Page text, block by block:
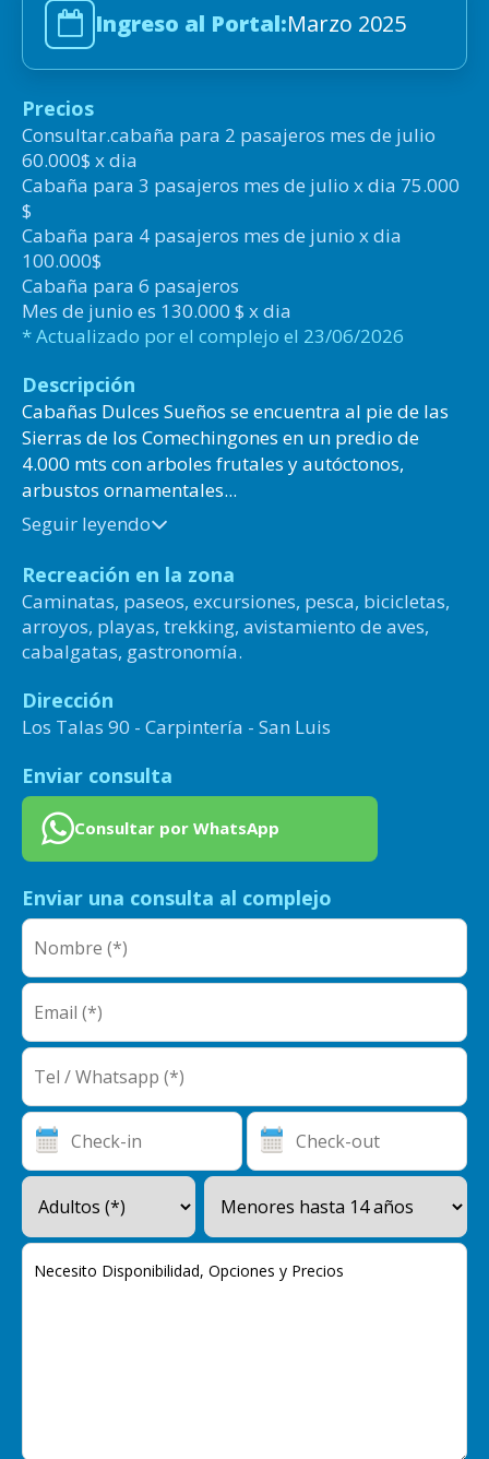
Ingreso al Portal:Marzo 2025
Precios
Consultar.cabaña para 2 pasajeros mes de julio
60.000$ x dia
Cabaña para 3 pasajeros mes de julio x dia 75.000
$
Cabaña para 4 pasajeros mes de junio x dia
100.000$
Cabaña para 6 pasajeros
Mes de junio es 130.000 $ x dia
* Actualizado por el complejo el 23/06/2026
Descripción
Cabañas Dulces Sueños se encuentra al pie de las
Sierras de los Comechingones en un predio de
4.000 mts con arboles frutales y autóctonos,
arbustos ornamentales...
Seguir leyendo
Recreación en la zona
Caminatas, paseos, excursiones, pesca, bicicletas,
arroyos, playas, trekking, avistamiento de aves,
cabalgatas, gastronomía.
Dirección
Los Talas 90 - Carpintería - San Luis
Enviar consulta
Consultar por WhatsApp
Enviar una consulta al complejo